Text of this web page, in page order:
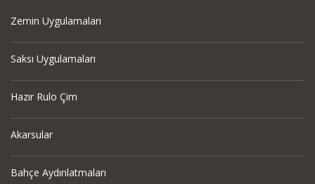
Zemin Uygulamaları
Saksı Uygulamaları
Hazır Rulo Çim
Akarsular
Bahçe Aydınlatmaları